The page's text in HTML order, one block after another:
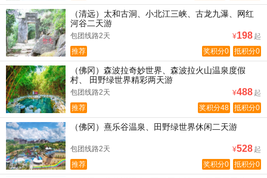
（清远）太和古洞、小北江三峡、古龙九瀑、网红
河谷二天游
包团线路2天 ¥198 起
抵积分0
奖积分0
推荐
（佛冈）森波拉奇妙世界、森波拉火山温泉度假
村、 田野绿世界精彩两天游
包团线路2天 ¥488 起
抵积分0
奖积分48
推荐
（佛冈）熹乐谷温泉、田野绿世界休闲二天游
包团线路2天 ¥528 起
抵积分0
奖积分0
推荐